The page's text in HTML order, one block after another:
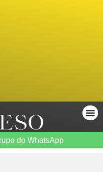
do WhatsApp